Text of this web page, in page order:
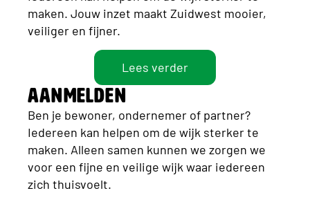
maken. Jouw inzet maakt Zuidwest mooier,
veiliger en fijner.
Lees verder
aanmelden
Ben je bewoner, ondernemer of partner?
Iedereen kan helpen om de wijk sterker te
maken. Alleen samen kunnen we zorgen we
voor een fijne en veilige wijk waar iedereen
zich thuisvoelt.